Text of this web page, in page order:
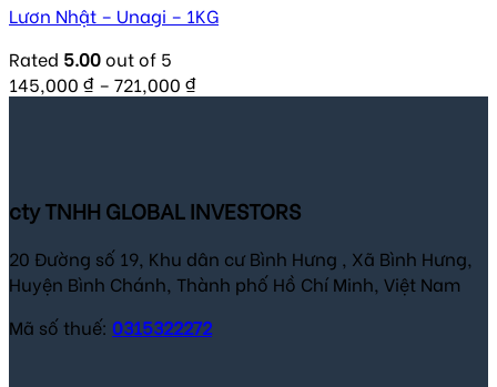
Lươn Nhật – Unagi – 1KG
Rated 5.00out of 5
145,000 ₫ – 721,000 ₫
cty TNHH GLOBAL INVESTORS
20 Đường số 19, Khu dân cư Bình Hưng , Xã Bình Hưng,
Huyện Bình Chánh, Thành phố Hồ Chí Minh, Việt Nam
Mã số thuế: 0315322272